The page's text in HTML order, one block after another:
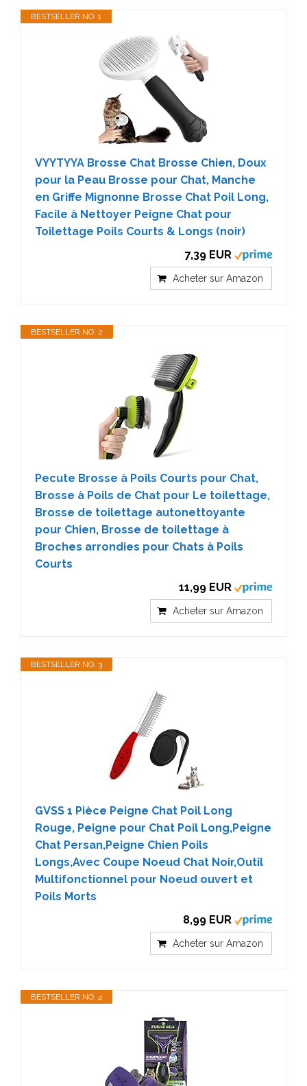
BESTSELLER NO. 1
VYYTYYA Brosse Chat Brosse Chien, Doux
pour la Peau Brosse pour Chat, Manche
en Griffe Mignonne Brosse Chat Poil Long,
Facile à Nettoyer Peigne Chat pour
Toilettage Poils Courts & Longs (noir)
7,39 EUR
Acheter sur Amazon
BESTSELLER NO. 2
Pecute Brosse à Poils Courts pour Chat,
Brosse à Poils de Chat pour Le toilettage,
Brosse de toilettage autonettoyante
pour Chien, Brosse de toilettage à
Broches arrondies pour Chats à Poils
Courts
11,99 EUR
Acheter sur Amazon
BESTSELLER NO. 3
GVSS 1 Pièce Peigne Chat Poil Long
Rouge, Peigne pour Chat Poil Long,Peigne
Chat Persan,Peigne Chien Poils
Longs,Avec Coupe Noeud Chat Noir,Outil
Multifonctionnel pour Noeud ouvert et
Poils Morts
8,99 EUR
Acheter sur Amazon
BESTSELLER NO. 4